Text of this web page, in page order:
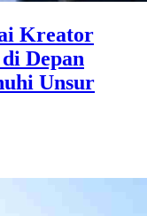
Kreator
Depan
Unsur